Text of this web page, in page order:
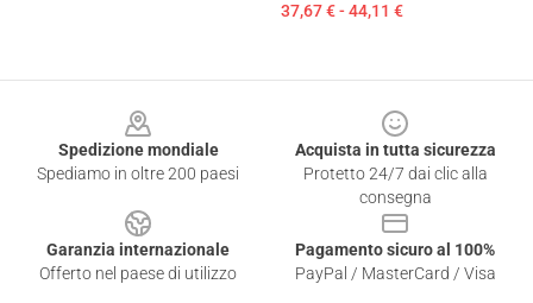
37,67 € - 44,11 €
Spedizione mondiale
Spediamo in oltre 200 paesi
Acquista in tutta sicurezza
Protetto 24/7 dai clic alla
consegna
Garanzia internazionale
Offerto nel paese di utilizzo
Pagamento sicuro al 100%
PayPal / MasterCard / Visa